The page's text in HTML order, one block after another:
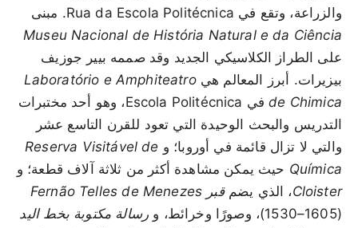
والزراعة، وتقع في Rua da Escola Politécnica. مبنى
Museu Nacional de História Natural e da Ciência
على الطراز الكلاسيكي الجديد وقد صممه بيير جوزيف
بيزيرات. أبرز المعالم هيLaboratório e Amphiteatro
de Chimica
في Escola Politécnica، وهو أحد مختبرات
التدريس والبحث الوحيدة التي تعود للقرن التاسع عشر
والتي لا تزال قائمة في أوروبا؛ و Reserva Visitável de
Química حيث يمكن مشاهدة أكثر من ثلاثة آلاف قطعة؛ و
Cloister، الذي يضمقبر Fernão Telles de Menezes
(1530–1605)، وصورًا وخرائط، و
رسالة مكتوبة بخط اليد